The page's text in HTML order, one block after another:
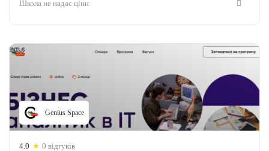
Школа не надає ціни
Genius Space
4.0 ★ 0 відгуків